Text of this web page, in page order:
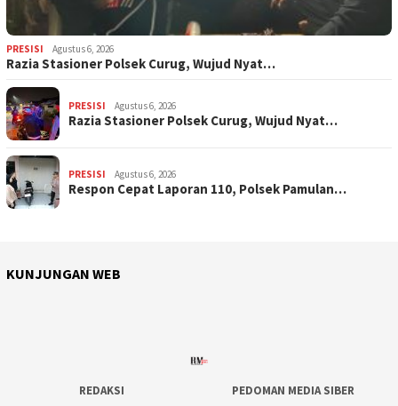
PRESISI Agustus 6, 2026
Razia Stasioner Polsek Curug, Wujud Nyat…
PRESISI Agustus 6, 2026
Razia Stasioner Polsek Curug, Wujud Nyat…
PRESISI Agustus 6, 2026
Respon Cepat Laporan 110, Polsek Pamulan…
KUNJUNGAN WEB
REDAKSI PEDOMAN MEDIA SIBER